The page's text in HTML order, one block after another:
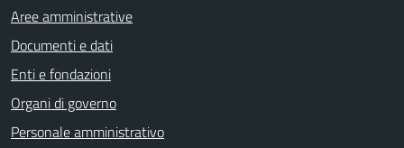
Aree amministrative
Documenti e dati
Enti e fondazioni
Organi di governo
Personale amministrativo